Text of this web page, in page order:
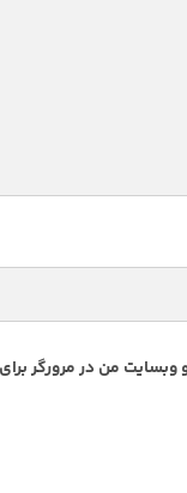
وبسایت من در مرورگر